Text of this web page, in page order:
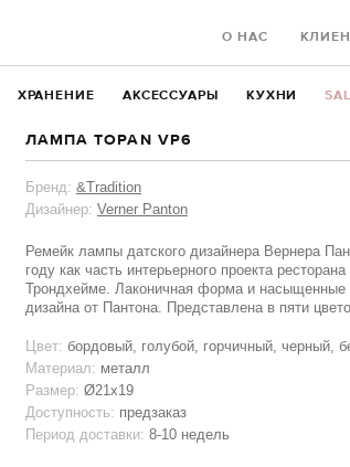
ХРАНЕНИЕ АКСЕССУАРЫ КУХНИ
О НАС
ЛАМПА TOPAN VP6
Бренд: &Tradition
Дизайнер: Verner Panton
Ремейк лампы датского дизайнера Вернера
году как часть интерьерного проекта
Трондхейме. Лаконичная форма и насыщенные
дизайна от Пантона. Представлена в пяти
Цвет: бордовый, голубой, горчичный, черный,
Материал: металл
Размер: Ø21x19
Доступность: предзаказ
Период доставки: 8-10 недель